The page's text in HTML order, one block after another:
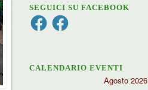
SEGUICI SU FACEBOOK
FacebookFacebook
CALENDARIO EVENTI
Agosto 2026